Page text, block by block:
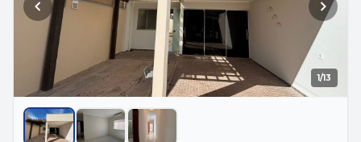
EMPRESA
A Empresa
Trabalhe Conosco
1/13